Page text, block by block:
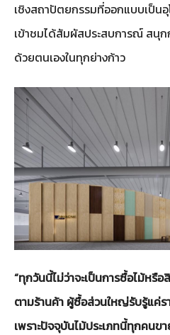
เชิงสถาปัตยกรรมที่ออกแบบเป็น
เข้าชมได้สัมผัสประสบการณ์ สนุก
ด้วยตนเองในทุกย่างก้าว
“ทุกวันนี้ไม่ว่าจะเป็นการซื้อไม้หรือ
ตามร้านค้า ผู้ซื้อส่วนใหญ่รับรู้แค่ร
เพราะปัจจุบันไม้ประเภทนี้ทุกคนข